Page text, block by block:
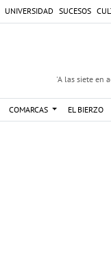
UNIVERSIDAD SUCESOS
'A las siete en
COMARCAS EL BIERZO